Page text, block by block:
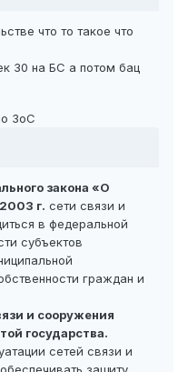
что то такое что
30 на БС а потом бац
ЗоС
закона «О
г. сети связи и
в федеральной
субъектов
граждан и
и сооружения
государства.
сетей связи и